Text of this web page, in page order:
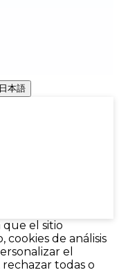
日本語
que el sitio
de análisis
el
todas o